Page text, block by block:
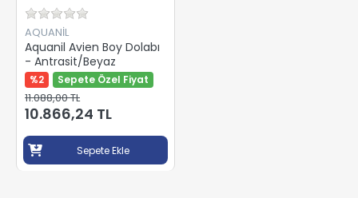
AQUANİL
Aquanil Avien Boy Dolabı
- Antrasit/Beyaz
%2 Sepete Özel Fiyat
11.088,00 TL
10.866,24 TL
Sepete Ekle